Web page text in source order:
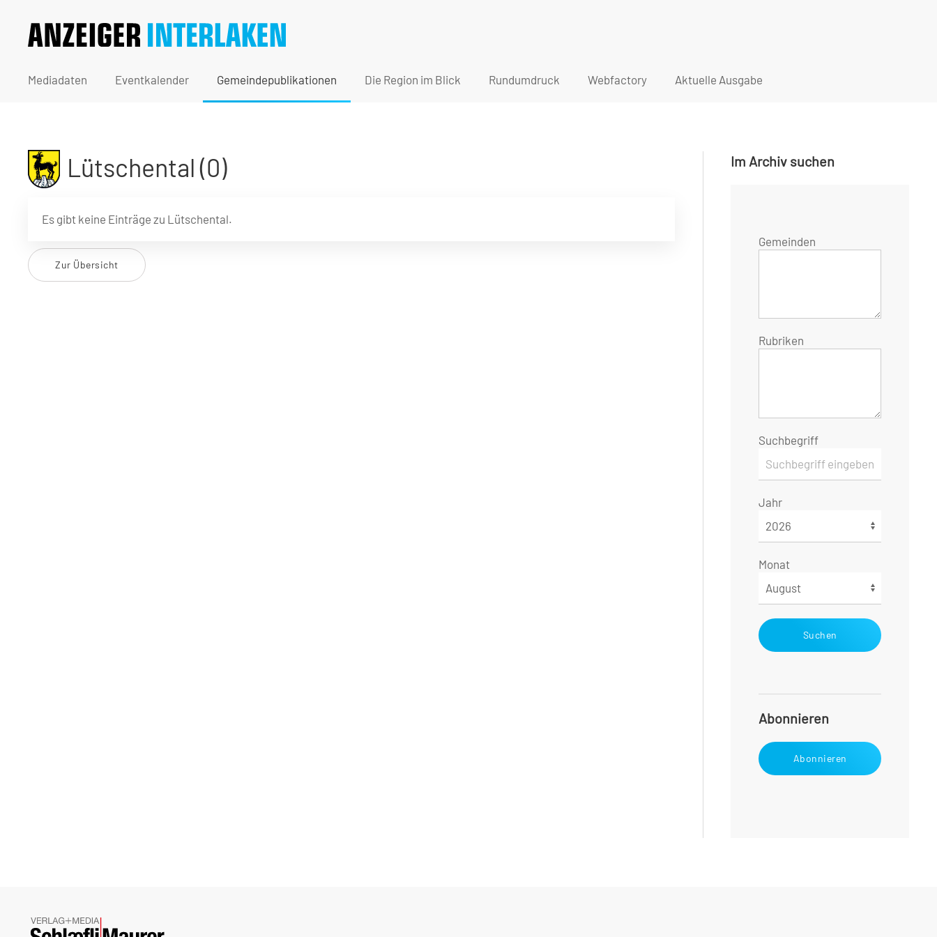
Mediadaten Eventkalender Gemeindepublikationen Die Region im Blick Rundumdruck Webfactory Aktuelle Ausgabe
Lütschental (0)
Es gibt keine Einträge zu Lütschental.
Zur Übersicht
Im Archiv suchen
Gemeinden
Rubriken
Suchbegriff
Jahr
Monat
Suchen
Abonnieren
Abonnieren